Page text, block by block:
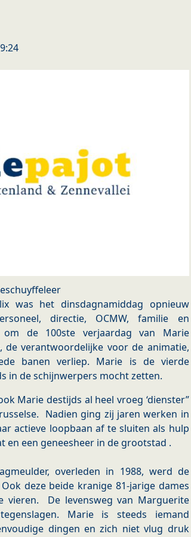
was het dinsdagnamiddag opnieuw
directie, OCMW, familie en
de 100ste verjaardag van Marie
de verantwoordelijke voor de animatie,
banen verliep. Marie is de vierde
in de schijnwerpers mocht zetten.
Marie destijds al heel vroeg ‘dienster”
Nadien ging zij jaren werken in
actieve loopbaan af te sluiten als hulp
en een geneesheer in de grootstad .
overleden in 1988, werd de
deze beide kranige 81-jarige dames
vieren. De levensweg van Marguerite
Marie is steeds iemand
dingen en zich niet vlug druk